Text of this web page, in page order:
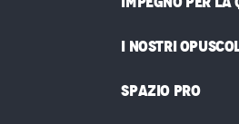
I NOSTRI
SPAZIO PRO